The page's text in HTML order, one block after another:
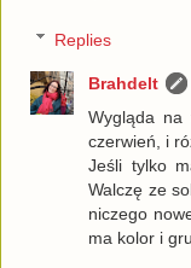
Replies
Brahdelt
Wygląda
czerwień, i
Jeśli tylko
Walczę ze
niczego
ma kolor i